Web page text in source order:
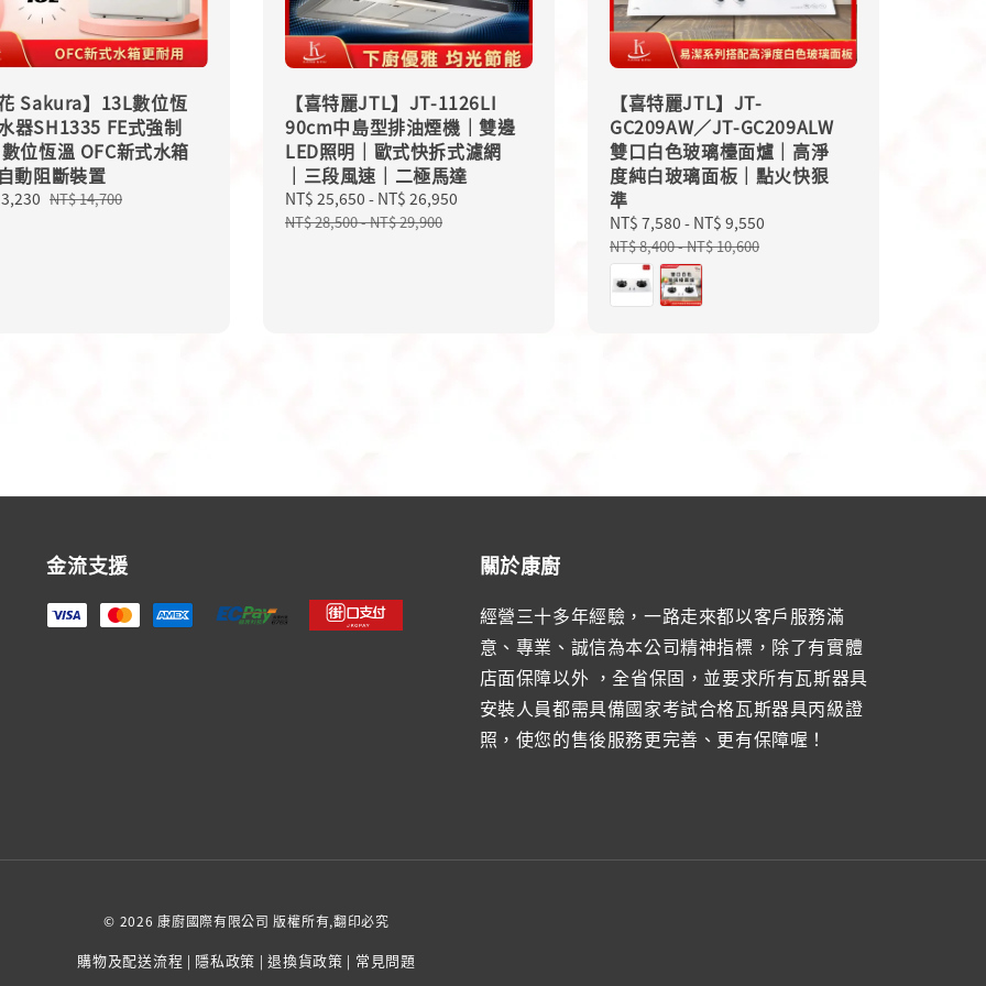
Sakura】13L數位恆
器SH1335 FE式強制
位恆溫 OFC新式水箱
動阻斷裝置
Regular
NT$ 14,700
【喜特麗JTL】JT-1126LI
90cm中島型排油煙機｜雙邊
LED照明｜歐式快拆式濾網
｜三段風速｜二極馬達
Sale
price
NT$ 25,650 - NT$ 26,950
NT$ 28,500-NT$ 29,900
【喜特麗JTL】JT-
GC209AW／JT-GC209ALW
雙口白色玻璃檯面爐｜高淨
度純白玻璃面板｜點火快狠
準
Sale
price
NT$ 7,580 - NT$ 9,550
NT$ 8,400-NT$ 10,600
金流支援 關於康廚
經營三十多年經驗，一路走來都以客戶服務滿
意、專業、誠信為本公司精神指標，除了有實體
店面保障以外 ，全省保固，並要求所有瓦斯器具
安裝人員都需具備國家考試合格瓦斯器具丙級證
照，使您的售後服務更完善、更有保障喔！
© 2026 康廚國際有限公司 版權所有,翻印必究
購物及配送流程 | 隱私政策 |退換貨政策 | 常見問題